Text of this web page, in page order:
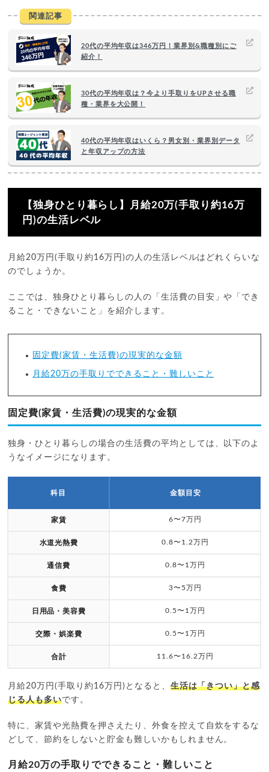
関連記事
20代の平均年収は346万円！業界別&職種別にご
紹介！
30代の平均年収は？今より手取りをUPさせる職
種・業界を大公開！
40代の平均年収はいくら？男女別・業界別データ
と年収アップの方法
【独身ひとり暮らし】月給20万(手取り約16万
円)の生活レベル
月給20万円(手取り約16万円)の人の生活レベルはどれくらいな
のでしょうか。
ここでは、独身ひとり暮らしの人の「生活費の目安」や「でき
ること・できないこと」を紹介します。
固定費(家賃・生活費)の現実的な金額
月給20万の手取りでできること・難しいこと
固定費(家賃・生活費)の現実的な金額
独身・ひとり暮らしの場合の生活費の平均としては、以下のよ
うなイメージになります。
科目 金額目安
家賃 6〜7万円
水道光熱費 0.8〜1.2万円
通信費 0.8〜1万円
食費 3〜5万円
日用品・美容費 0.5〜1万円
交際・娯楽費 0.5〜1万円
合計 11.6〜16.2万円
月給20万円(手取り約16万円)となると、 生活は「きつい」と感
じる人も多いです。
特に、家賃や光熱費を押さえたり、外食を控えて自炊をするな
どして、節約をしないと貯金も難しいかもしれません。
月給20万の手取りでできること・難しいこと